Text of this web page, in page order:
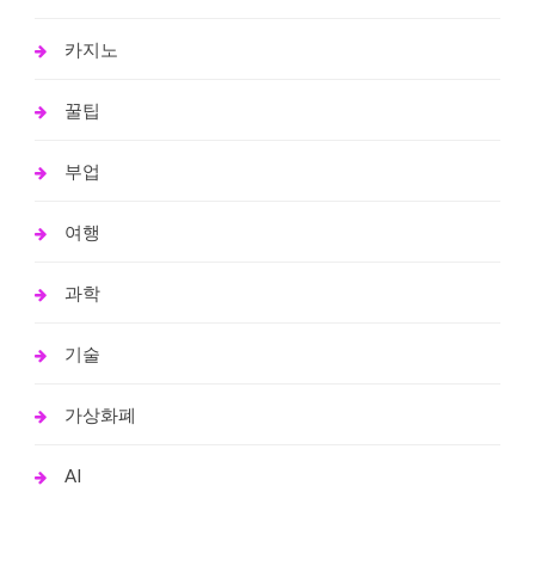
카지노
꿀팁
부업
여행
과학
기술
가상화폐
AI